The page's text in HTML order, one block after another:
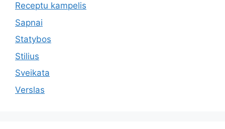
Receptu kampelis
Sapnai
Statybos
Stilius
Sveikata
Verslas